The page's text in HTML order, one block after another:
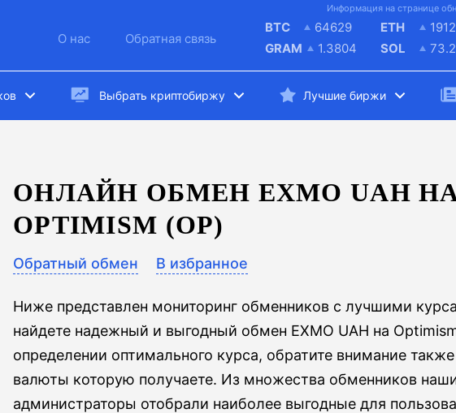
Информация на странице
О нас Обратная связь
BTC
64629
GRAM
1.3804
ETH
SOL
Выбрать криптобиржу Лучшие биржи
ОНЛАЙН ОБМЕН EXMO UAH
OPTIMISM (OP)
Обратный обмен В избранное
Ниже представлен мониторинг обменников с лучшими
найдете надежный и выгодный обмен EXMO UAH на
определении оптимального курса, обратите внимание
валюты которую получаете. Из множества обменников
администраторы отобрали наиболее выгодные для